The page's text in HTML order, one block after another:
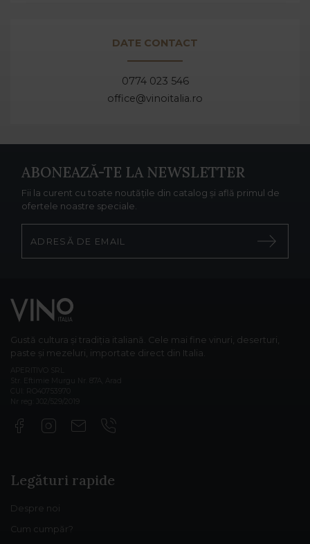
DATE CONTACT
0774 023 546
office@vinoitalia.ro
ABONEAZĂ-TE LA NEWSLETTER
Fii la curent cu toate noutățile din catalog și află primul de
ofertele noastre speciale.
Gustă cultura și tradiția italiană. Cele mai fine vinuri, deserturi,
paste și mezeluri, importate direct din Italia.
APERITIVO SRL
Str. Eftimie Murgu Nr. 87A, Arad
CUI: RO40753970
Nr reg: J02/529/2019
Legături rapide
Despre noi
Cum cumpăr?